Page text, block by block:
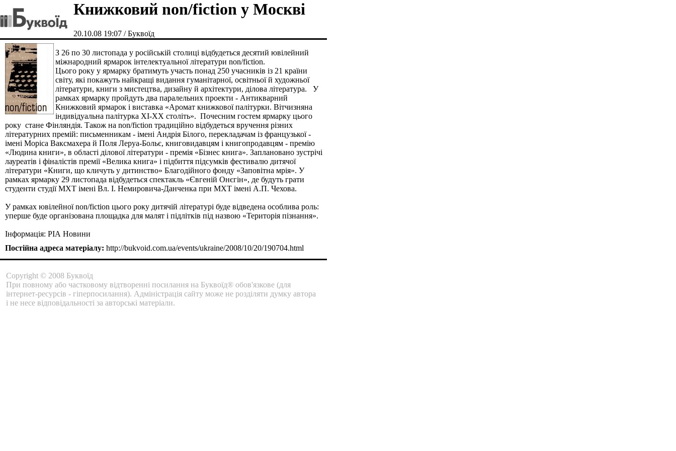
Книжковий non/fіctіon у Москві
20.10.08 19:07 / Буквоїд
З 26 по 30 листопада у російській столиці відбудеться десятий ювілейний
міжнародний ярмарок інтелектуальної літератури non/fіctіon.
Цього року у ярмарку братимуть участь понад 250 учасників із 21 країни
світу, які покажуть найкращі видання гуманітарної, освітньої й художньої
літератури, книги з мистецтва, дизайну й архітектури, ділова література. У
рамках ярмарку пройдуть два паралельних проекти - Антикварний
Книжковий ярмарок і виставка «Аромат книжкової палітурки. Вітчизняна
індивідуальна палітурка XІ-XX століть». Почесним гостем ярмарку цього
року стане Фінляндія. Також на non/fіctіon традиційно відбудеться вручення різних
літературних премій: письменникам - імені Андрія Білого, перекладачам із французької -
імені Моріса Ваксмахера й Поля Леруа-Больє, книговидавцям і книгопродавцям - премію
«Людина книги», в області ділової літератури - премія «Бізнес книга». Заплановано зустрічі
лауреатів і фіналістів премії «Велика книга» і підбиття підсумків фестивалю дитячої
літератури «Книги, що кличуть у дитинство» Благодійного фонду «Заповітна мрія». У
рамках ярмарку 29 листопада відбудеться спектакль «Євгеній Онєгін», де будуть грати
студенти студії МХТ імені Вл. І. Немировича-Данченка при МХТ імені А.П. Чехова.
У рамках ювілейної non/fіctіon цього року дитячій літературі буде відведена особлива роль:
уперше буде організована площадка для малят і підлітків під назвою «Територія пізнання».
Інформація: РІА Новини
Постійна адреса матеріалу: http://bukvoid.com.ua/events/ukraine/2008/10/20/190704.html
Copyright © 2008 Буквоїд
При повному або частковому відтворенні посилання на Буквоїд® обов'язкове (для
інтернет-ресурсів - гіперпосилання). Адміністрація сайту може не розділяти думку автора
і не несе відповідальності за авторські матеріали.